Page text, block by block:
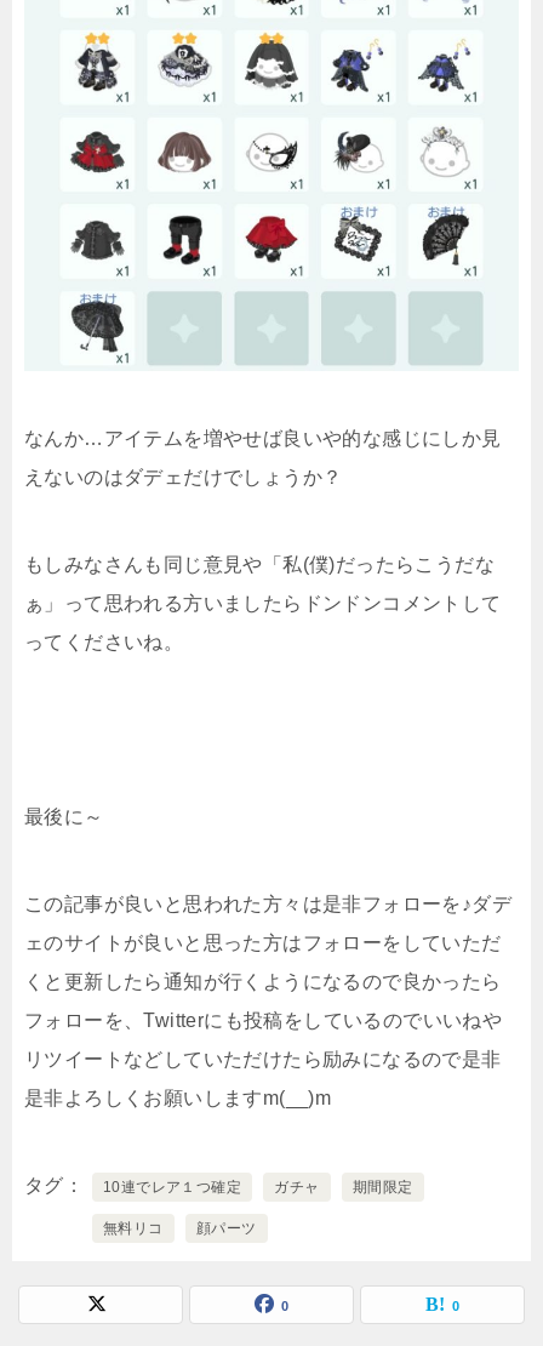
なんか…アイテムを増やせば良いや的な感じにしか見
えないのはダデェだけでしょうか？
もしみなさんも同じ意見や「私(僕)だったらこうだな
ぁ」って思われる方いましたらドンドンコメントして
ってくださいね。
最後に～
この記事が良いと思われた方々は是非フォローを♪ダデ
ェのサイトが良いと思った方はフォローをしていただ
くと更新したら通知が行くようになるので良かったら
フォローを、Twitterにも投稿をしているのでいいねや
リツイートなどしていただけたら励みになるので是非
是非よろしくお願いしますm(__)m
タグ 10連でレア１つ確定 ガチャ 期間限定
無料リコ 顔パーツ
0 0